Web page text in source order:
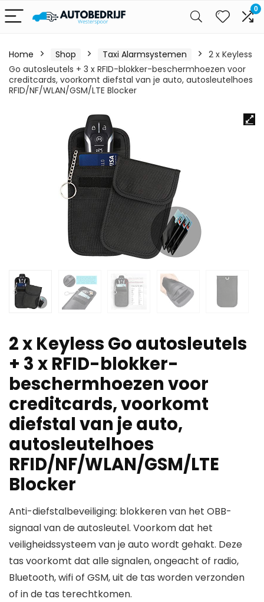
0
Home Shop Taxi Alarmsystemen
2 x Keyless
Go autosleutels + 3 x RFID-blokker-beschermhoezen voor
creditcards, voorkomt diefstal van je auto, autosleutelhoes
RFID/NF/WLAN/GSM/LTE Blocker
2 x Keyless Go autosleutels
+ 3 x RFID-blokker-
beschermhoezen voor
creditcards, voorkomt
diefstal van je auto,
autosleutelhoes
RFID/NF/WLAN/GSM/LTE
Blocker
Anti-diefstalbeveiliging: blokkeren van het OBB-
signaal van de autosleutel. Voorkom dat het
veiligheidssysteem van je auto wordt gehakt. Deze
tas voorkomt dat alle signalen, ongeacht of radio,
Bluetooth, wifi of GSM, uit de tas worden verzonden
of in de tas terechtkomen.